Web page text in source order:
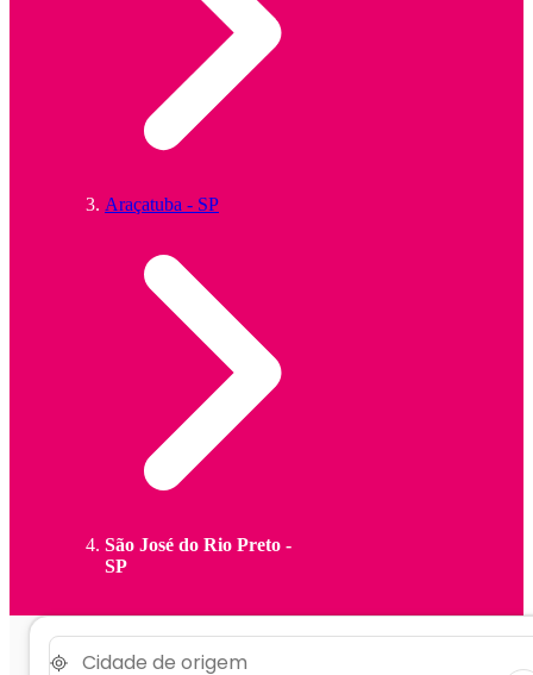
Araçatuba - SP
São José do Rio Preto -
SP